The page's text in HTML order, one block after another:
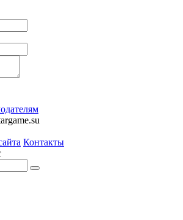
Контакты